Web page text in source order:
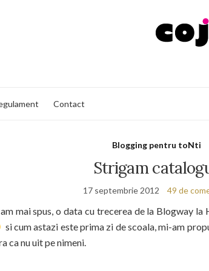
Contact
Blogging pentru toNti
Strigam
17 septembrie 2012 49 de
mai spus, o data cu trecerea de la Blogway
si cum astazi este prima zi de scoala, mi-am
ca nu uit pe nimeni.